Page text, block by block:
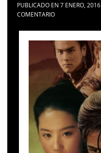
PUBLICADO EN 7 ENERO, 2016
COMENTARIO